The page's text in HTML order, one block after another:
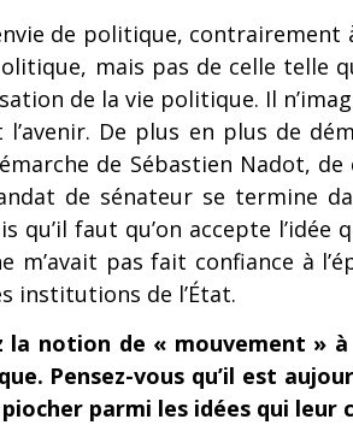
de politique, contrairement
mais pas de celle telle
de la vie politique. Il
l’avenir. De plus en plus de
de Sébastien Nadot,
de sénateur se termine
qu’il faut qu’on accepte
m’avait pas fait confiance à
institutions de l’État.
la notion de « mouvement »
Pensez-vous qu’il est
parmi les idées qui